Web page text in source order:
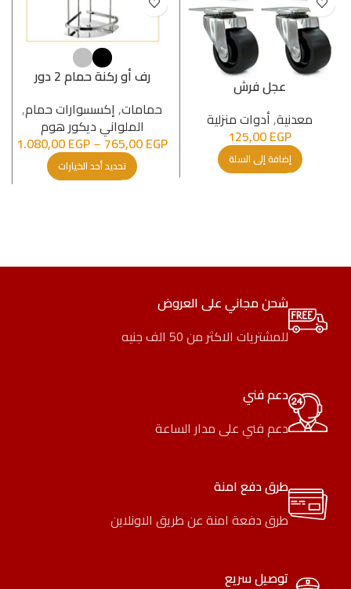
عجل فرش
معدنیة,أدوات منزلية
125,00EGP
إضافة إلى السلة
رف أو ركنة حمام 2 دور
حمامات,إكسسوارات حمام,
الملواني ديكور هوم
765,00EGP
–
1.080,00EGP
تحديد أحد الخيارات
شحن مجاني على العروض
للمشتريات الاكثر من 50 الف جنيه
دعم فني
دعم فني على مدار الساعة
طرق دفع امنة
طرق دفعة امنة عن طريق الاونلاين
توصيل سريع